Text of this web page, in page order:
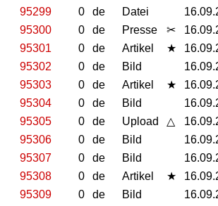
95299
0 de Datei
95300
0 de Presse ✂
95301
0 de Artikel ★
95302
0 de Bild
95303
0 de Artikel ★
95304
0 de Bild
95305
0 de Upload △
95306
0 de Bild
95307
0 de Bild
95308
0 de Artikel ★
95309
0 de Bild